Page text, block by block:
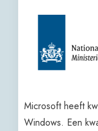
Microsoft heeft
Windows. Een